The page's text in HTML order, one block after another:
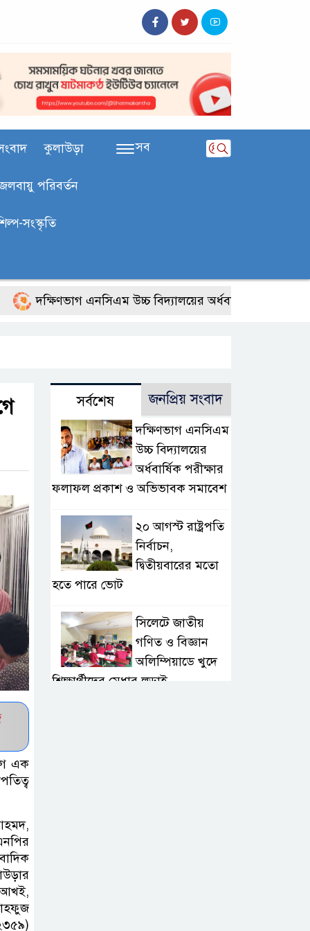
কুলাউড়া
পরিবর্তন
সংস্কৃতি
সব
দক্ষিণভাগ এনসিএম উচ্চ বিদ্যালয়ের অর্ধবার্ষিক পরীক্ষার
এক
আখই,
সর্বশেষ জনপ্রিয় সংবাদ
দক্ষিণভাগ এনসিএম
উচ্চ বিদ্যালয়ের
অর্ধবার্ষিক পরীক্ষার
ফলাফল প্রকাশ ও অভিভাবক সমাবেশ
২০ আগস্ট রাষ্ট্রপতি
নির্বাচন,
দ্বিতীয়বারের মতো
হতে পারে ভোট
সিলেটে জাতীয়
গণিত ও বিজ্ঞান
অলিম্পিয়াডে খুদে
শিক্ষার্থীদের মেধার লড়াই